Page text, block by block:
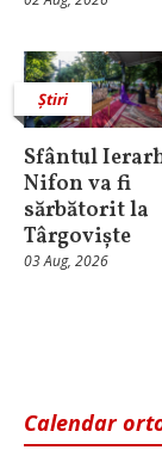
Știri
Sfântul
Nifon va fi
sărbătorit la
Târgoviște
03 Aug, 2026
Calendar